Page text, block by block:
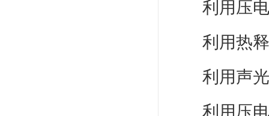
利用压
利用热
利用声
利用压